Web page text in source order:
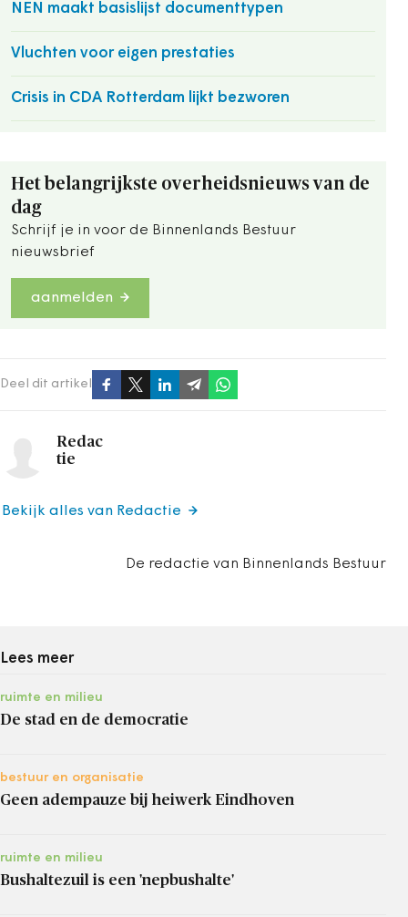
NEN maakt basislijst documenttypen
Vluchten voor eigen prestaties
Crisis in CDA Rotterdam lijkt bezworen
Het belangrijkste overheidsnieuws van de
dag
Schrijf je in voor de Binnenlands Bestuur
nieuwsbrief
aanmelden
Deel dit artikel
Redac
tie
De redactie van Binnenlands Bestuur
Bekijk alles van Redactie
Lees meer
ruimte en milieu
De stad en de democratie
bestuur en organisatie
Geen adempauze bij heiwerk Eindhoven
ruimte en milieu
Bushaltezuil is een 'nepbushalte'